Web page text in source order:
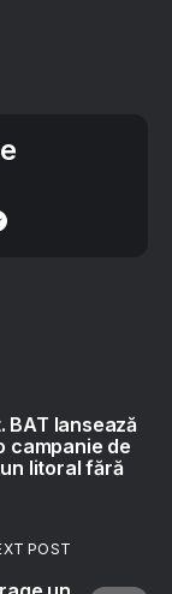
BAT lansează
campanie de
litoral fără
POST